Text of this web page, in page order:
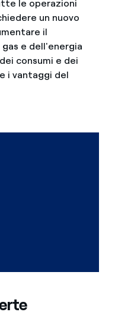
le operazioni
un nuovo
il
e dell'energia
consumi e dei
i vantaggi del